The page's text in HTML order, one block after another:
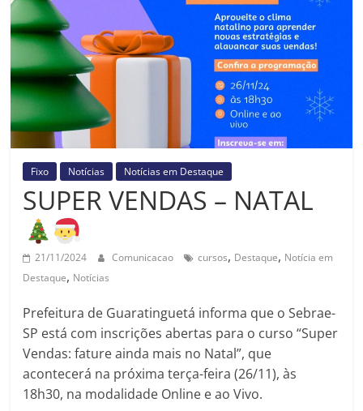
Prefeitura
Estância
Turística
Guaratinguetá
Fixo Notícias Notícias em Destaque
SUPER VENDAS – NATAL
21/11/2024 Comunicacao cursos, Destaque, Notícia em
Destaque, Notícias
Prefeitura de Guaratinguetá informa que o Sebrae-
SP está com inscrições abertas para o curso “Super
Vendas: fature ainda mais no Natal”, que
acontecerá na próxima terça-feira (26/11), às
18h30, na modalidade Online e ao Vivo.